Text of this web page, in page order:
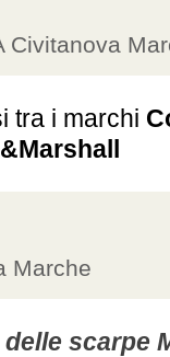
Civitanova
tra i marchi
Marche
scarpe